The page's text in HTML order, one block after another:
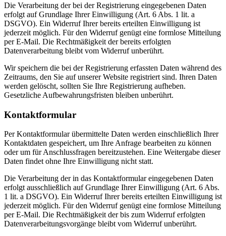
Die Verarbeitung der bei der Registrierung eingegebenen Daten
erfolgt auf Grundlage Ihrer Einwilligung (Art. 6 Abs. 1 lit. a
DSGVO). Ein Widerruf Ihrer bereits erteilten Einwilligung ist
jederzeit möglich. Für den Widerruf genügt eine formlose Mitteilung
per E-Mail. Die Rechtmäßigkeit der bereits erfolgten
Datenverarbeitung bleibt vom Widerruf unberührt.
Wir speichern die bei der Registrierung erfassten Daten während des
Zeitraums, den Sie auf unserer Website registriert sind. Ihren Daten
werden gelöscht, sollten Sie Ihre Registrierung aufheben.
Gesetzliche Aufbewahrungsfristen bleiben unberührt.
Kontaktformular
Per Kontaktformular übermittelte Daten werden einschließlich Ihrer
Kontaktdaten gespeichert, um Ihre Anfrage bearbeiten zu können
oder um für Anschlussfragen bereitzustehen. Eine Weitergabe dieser
Daten findet ohne Ihre Einwilligung nicht statt.
Die Verarbeitung der in das Kontaktformular eingegebenen Daten
erfolgt ausschließlich auf Grundlage Ihrer Einwilligung (Art. 6 Abs.
1 lit. a DSGVO). Ein Widerruf Ihrer bereits erteilten Einwilligung ist
jederzeit möglich. Für den Widerruf genügt eine formlose Mitteilung
per E-Mail. Die Rechtmäßigkeit der bis zum Widerruf erfolgten
Datenverarbeitungsvorgänge bleibt vom Widerruf unberührt.